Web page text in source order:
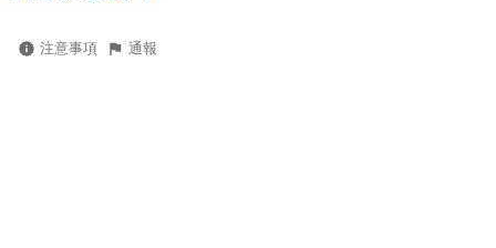
注意事項 通報